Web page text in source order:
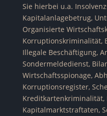
Sie hierbei u.a.
Kapitalanlagebetrug,
Organisierte
Korruptionskriminalität,
Illegale Beschäftigung,
Sondermeldedienst,
Wirtschaftsspionage,
Korruptionsregister,
Kreditkartenkriminalität,
Kapitalmarktstraftaten,